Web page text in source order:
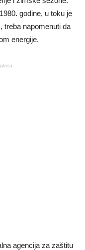
godine, u toku je
treba napomenuti da
energije.
agencija za zaštitu